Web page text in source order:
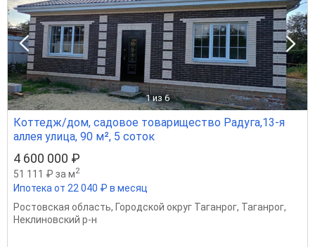
1 из 6
Коттедж/дом, садовое товарищество Радуга,13-я
аллея улица, 90 м², 5 соток
4 600 000 ₽
51 111 ₽ за м2
Ипотека от 22 040 ₽ в месяц
Ростовская область, Городской округ Таганрог, Таганрог,
Неклиновский р-н